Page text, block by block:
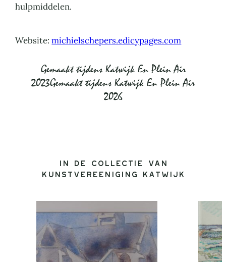
hulpmiddelen.
Website:michielschepers.edicypages.com
Gemaakt tijdens Katwijk En Plein Air
2023Gemaakt tijdens Katwijk En Plein Air
2026
In de collectie van
Kunstvereeniging Katwijk